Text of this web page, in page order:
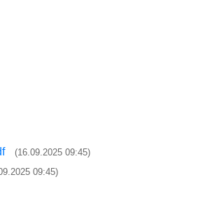
(16.09.2025 09:45)
09:45)